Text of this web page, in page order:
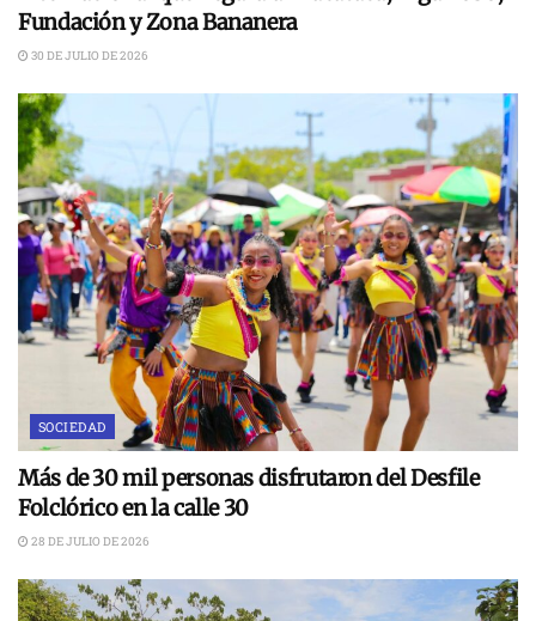
Fundación y Zona Bananera
30 DE JULIO DE 2026
SOCIEDAD
Más de 30 mil personas disfrutaron del Desfile
Folclórico en la calle 30
28 DE JULIO DE 2026